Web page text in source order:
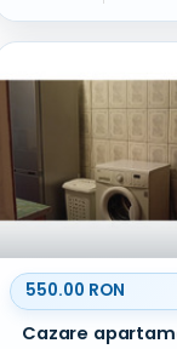
urmă
550.00 RON